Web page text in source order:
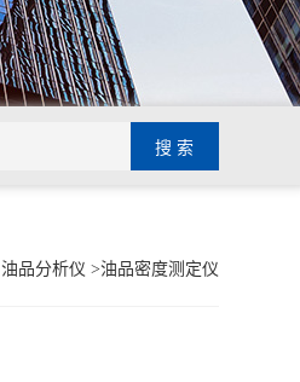
油品分析仪 >油品密度测定仪